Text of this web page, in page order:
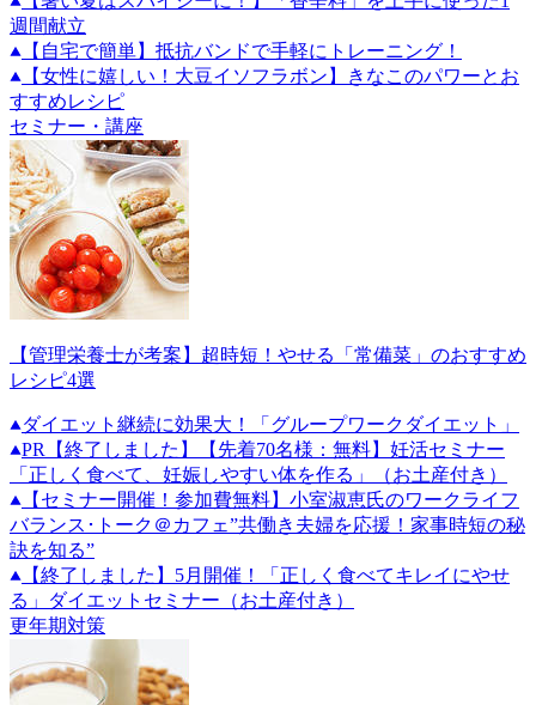
週間献立
【自宅で簡単】抵抗バンドで手軽にトレーニング！
【女性に嬉しい！大豆イソフラボン】きなこのパワーとお
すすめレシピ
セミナー・講座
【管理栄養士が考案】超時短！やせる「常備菜」のおすすめ
レシピ4選
ダイエット継続に効果大！「グループワークダイエット」
PR
【終了しました】【先着70名様：無料】妊活セミナー
「正しく食べて、妊娠しやすい体を作る」（お土産付き）
【セミナー開催！参加費無料】小室淑恵氏のワークライフ
バランス･トーク＠カフェ”共働き夫婦を応援！家事時短の秘
訣を知る”
【終了しました】5月開催！「正しく食べてキレイにやせ
る」ダイエットセミナー（お土産付き）
更年期対策